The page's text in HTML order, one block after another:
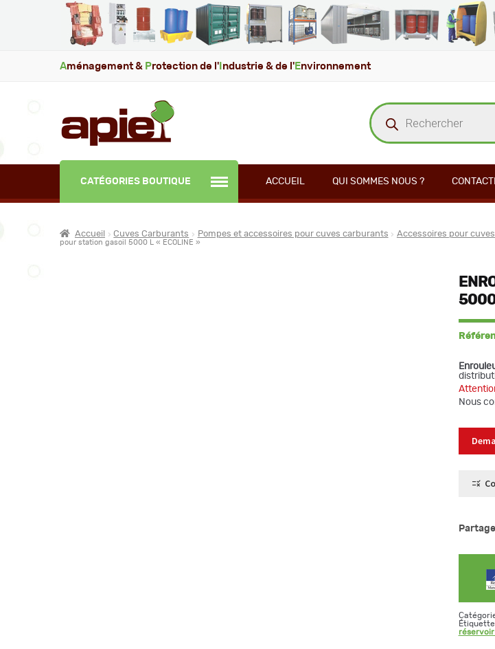
Aménagement & Protection de l' ndustrie & de l' Environnement
Recherche
de
produits
CATÉGORIES BOUTIQUE ACCUEIL QUI SOMMES NOUS ?
Accueil Cuves Carburants Pompes et accessoires pour cuves carburants Accessoires pour
pour station gasoil 5000 L « ECOLINE »
5000
Nous
réservoir